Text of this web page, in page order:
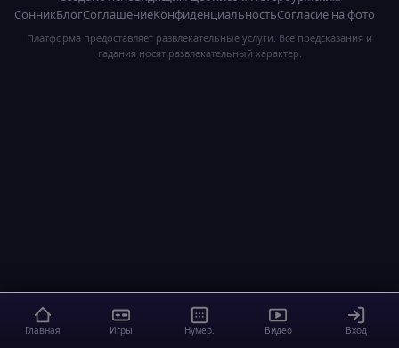
СонникБлогСоглашениеКонфиденциальностьСогласие на фото
Платформа предоставляет развлекательные услуги. Все предсказания и
гадания носят развлекательный характер.
Главная Игры Нумер. Видео Вход